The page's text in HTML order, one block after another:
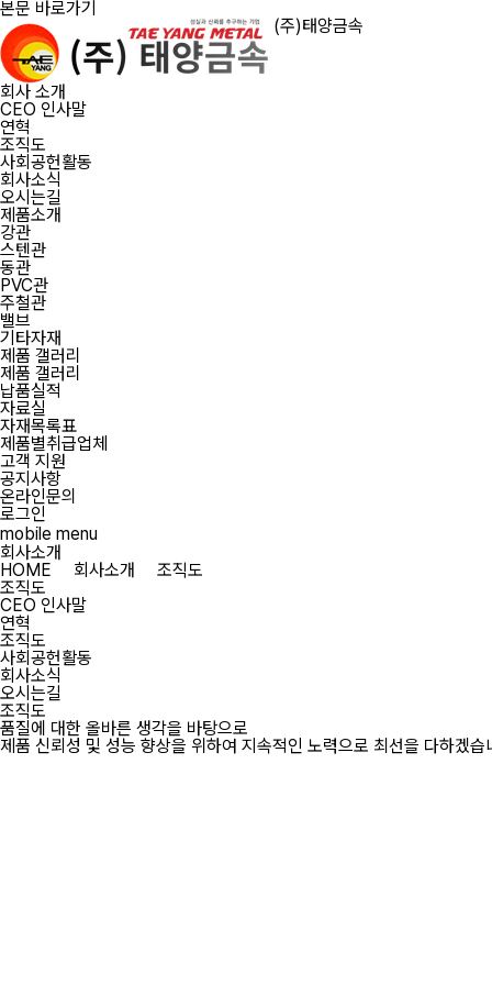
본문 바로가기
(주)태양금속
회사 소개
CEO 인사말
연혁
조직도
사회공헌활동
회사소식
오시는길
제품소개
강관
스텐관
동관
PVC관
주철관
밸브
기타자재
제품 갤러리
제품 갤러리
납품실적
자료실
자재목록표
제품별취급업체
고객 지원
공지사항
온라인문의
로그인
mobile menu
회사소개
HOME
회사소개
조직도
조직도
CEO 인사말
연혁
조직도
사회공헌활동
회사소식
오시는길
조직도
품질에 대한 올바른 생각을 바탕으로
제품 신뢰성 및 성능 향상을 위하여 지속적인 노력으로 최선을 다하겠습